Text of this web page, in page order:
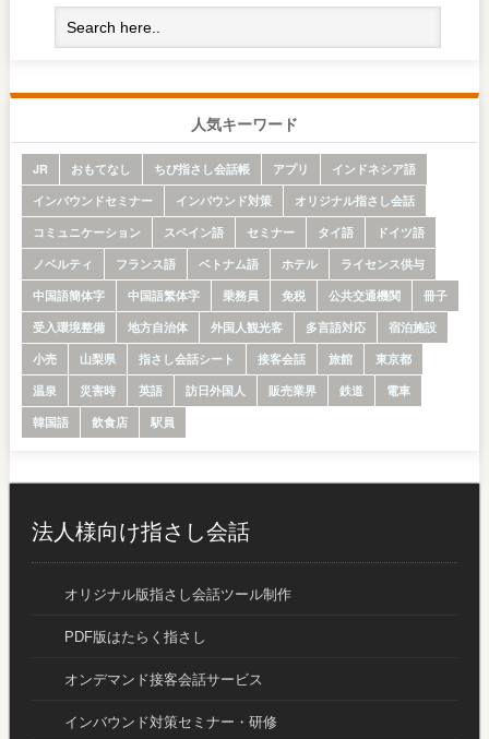
人気キーワード
JR おもてなし ちび指さし会話帳 アプリ
インドネシア語
インバウンドセミナー
インバウンド対策
オリジナル指さし会話
コミュニケーション
スペイン語 セミナー タイ語
ドイツ語
ノベルティ
フランス語 ベトナム語 ホテル
ライセンス供与
中国語簡体字
中国語繁体字 乗務員 免税 公共交通機関
冊子
受入環境整備
地方自治体 外国人観光客 多言語対応
宿泊施設
小売
山梨県 指さし会話シート 接客会話 旅館
東京都
温泉
災害時 英語 訪日外国人 販売業界 鉄道
電車
韓国語
飲食店 駅員
法人様向け指さし会話
オリジナル版指さし会話ツール制作
PDF版はたらく指さし
オンデマンド接客会話サービス
インバウンド対策セミナー・研修